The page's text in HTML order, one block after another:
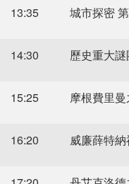
13:35 城市探密
14:30 歷史重大
15:25 摩根費里
16:20 威廉薛特